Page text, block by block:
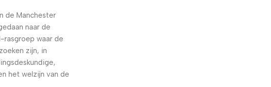
de Manchester
naar de
rasgroep waar de
zijn, in
het welzijn van de